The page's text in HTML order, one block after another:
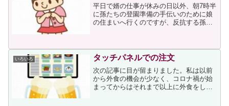
平日で婿の仕事が休みの日以外、朝7時半
に孫たちの登園準備の手伝いのために娘
の住まいへ行くのですが、反抗する孫た
が決めるため、服が決まるまで時間がか
かったり、決まって...
いろいろ タッチパネルでの注文
次の記事に目が留まりました。私は以前
から外食の機会が少なく、コロナ禍が始
まってからはそれまで以上に外食をして